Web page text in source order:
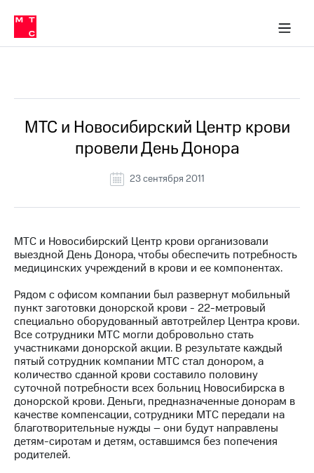
Медиа-центр
и акционерам
Устойчивое развитие
Комплаенс и деловая этика
компании
Карьера
История
компании
Руководство
Контакты
Пресс-
релизы
МТС
о технологиях
Достижения
Интервью
Финансовая
отчетность
в МТС
Пресс-
релизы
о технологиях
МТС и Новосибирский Центр крови
провели День Донора
23 сентября 2011
МТС и Новосибирский Центр крови организовали
выездной День Донора, чтобы обеспечить потребность
медицинских учреждений в крови и ее компонентах.
Рядом с офисом компании был развернут мобильный
пункт заготовки донорской крови - 22-метровый
специально оборудованный автотрейлер Центра крови.
Все сотрудники МТС могли добровольно стать
участниками донорской акции. В результате каждый
пятый сотрудник компании МТС стал донором, а
количество сданной крови составило половину
суточной потребности всех больниц Новосибирска в
донорской крови. Деньги, предназначенные донорам в
качестве компенсации, сотрудники МТС передали на
благотворительные нужды – они будут направлены
детям-сиротам и детям, оставшимся без попечения
родителей.